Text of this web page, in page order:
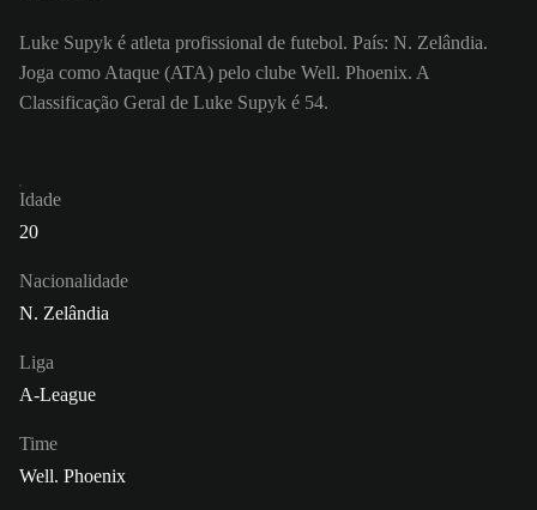
Luke Supyk é atleta profissional de futebol. País: N. Zelândia.
Joga como Ataque (ATA) pelo clube Well. Phoenix. A
Classificação Geral de Luke Supyk é 54.
Idade
20
Nacionalidade
N. Zelândia
Liga
A-League
Time
Well. Phoenix